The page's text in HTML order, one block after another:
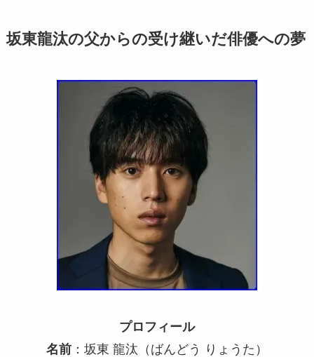
坂東龍汰の父からの受け継いだ俳優への夢
プロフィール
名前 ：坂東 龍汰（ばんどう りょうた）